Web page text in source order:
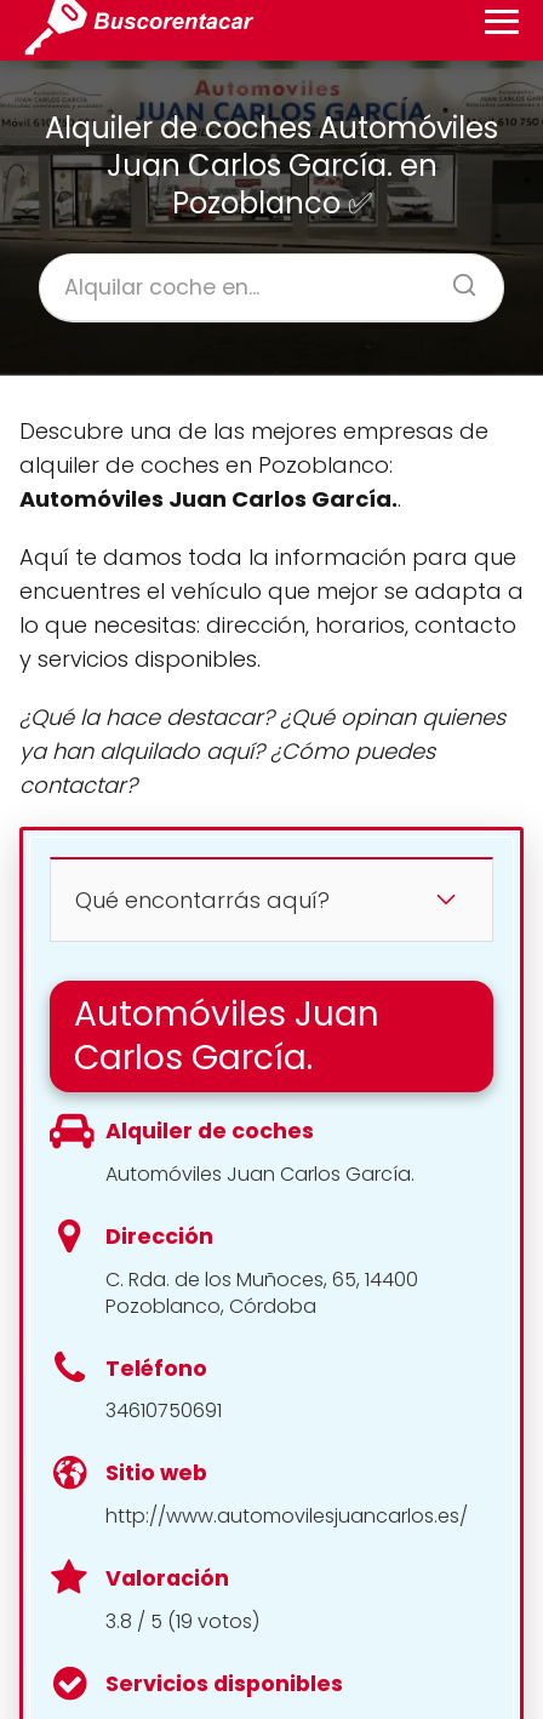
Alquiler de coches Automóviles
Juan Carlos García. en
Pozoblanco ✅
Descubre una de las mejores empresas de
alquiler de coches en Pozoblanco:
Automóviles Juan Carlos García..
Aquí te damos toda la información para que
encuentres el vehículo que mejor se adapta a
lo que necesitas: dirección, horarios, contacto
y servicios disponibles.
¿Qué la hace destacar? ¿Qué opinan quienes
ya han alquilado aquí? ¿Cómo puedes
contactar?
Qué encontarrás aquí?
Automóviles Juan
Carlos García.
Alquiler de coches
Automóviles Juan Carlos García.
Dirección
C. Rda. de los Muñoces, 65, 14400
Pozoblanco, Córdoba
Teléfono
34610750691
Sitio web
http://www.automovilesjuancarlos.es/
Valoración
3.8 / 5 (19 votos)
Servicios disponibles